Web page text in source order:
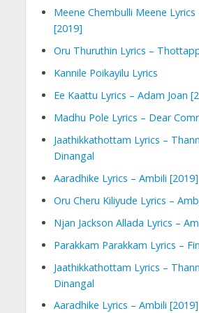
Meene Chembulli Meene
[2019]
Oru Thuruthin Lyrics –
Kannile Poikayilu Lyrics
Ee Kaattu Lyrics – Adam Joan
Madhu Pole Lyrics – Dear
Jaathikkathottam Lyrics –
Dinangal
Aaradhike Lyrics – Ambili [2019]
Oru Cheru Kiliyude Lyrics –
Njan Jackson Allada Lyrics –
Parakkam Parakkam Lyrics –
Jaathikkathottam Lyrics –
Dinangal
Aaradhike Lyrics – Ambili [2019]